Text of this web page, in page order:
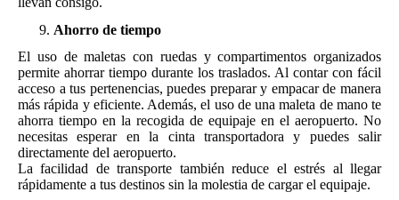
Ahorro de tiempo
El uso de maletas con ruedas y compartimentos organizados
permite ahorrar tiempo durante los traslados. Al contar con fácil
acceso a tus pertenencias, puedes preparar y empacar de manera
más rápida y eficiente. Además, el uso de una maleta de mano te
ahorra tiempo en la recogida de equipaje en el aeropuerto. No
necesitas esperar en la cinta transportadora y puedes salir
directamente del aeropuerto.
La facilidad de transporte también reduce el estrés al llegar
rápidamente a tus destinos sin la molestia de cargar el equipaje.